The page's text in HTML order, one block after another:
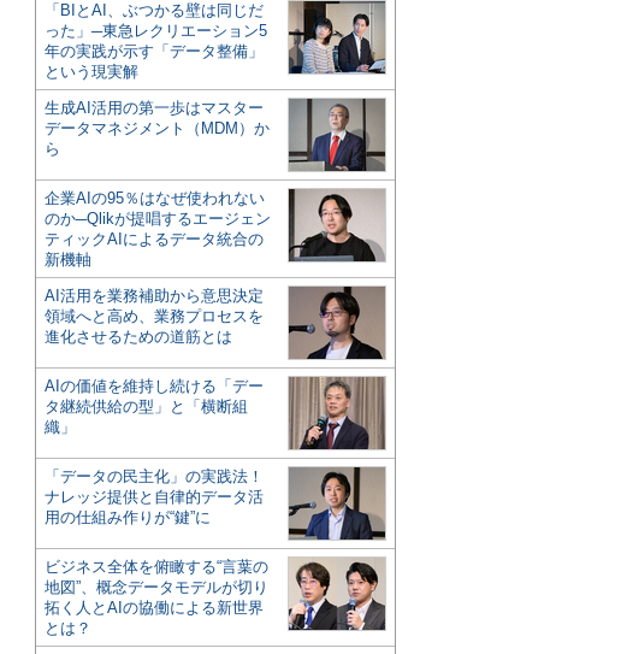
「BIとAI、ぶつかる壁は同じだ
った」─東急レクリエーション5
年の実践が示す「データ整備」
という現実解
生成AI活用の第一歩はマスター
データマネジメント（MDM）か
ら
企業AIの95％はなぜ使われない
のか─Qlikが提唱するエージェン
ティックAIによるデータ統合の
新機軸
AI活用を業務補助から意思決定
領域へと高め、業務プロセスを
進化させるための道筋とは
AIの価値を維持し続ける「デー
タ継続供給の型」と「横断組
織」
「データの民主化」の実践法！
ナレッジ提供と自律的データ活
用の仕組み作りが“鍵”に
ビジネス全体を俯瞰する“言葉の
地図”、概念データモデルが切り
拓く人とAIの協働による新世界
とは？